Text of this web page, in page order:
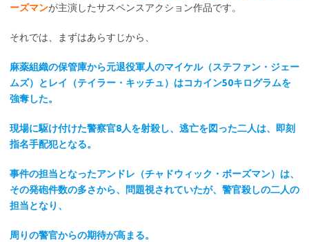
ーズマンが主演したサスペンスアクション作品です。
それでは、まずはあらすじから、
麻薬組織の保管庫から元退役軍人のマイケル（ステファン・ジェー
ムズ）とレイ（テイラー・キッチュ）はコカイン50キログラムを
強奪した。
現場に駆け付けた警察官8人を射殺し、逃亡を図った二人は、即刻
指名手配犯となる。
事件の担当となったアンドレ（チャドウィック・ボーズマン）は、
その発砲件数の多さから、問題視されていたが、警官殺しの二人の
担当となり、
周りの警官からの期待が高まる。